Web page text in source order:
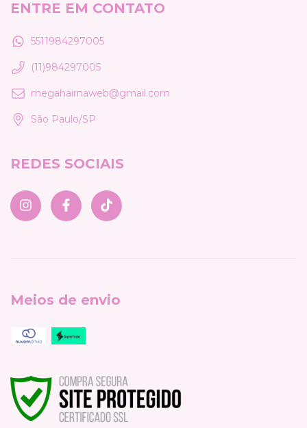
ENTRE EM CONTATO
5511984297005
(11)984297005
megahairnaweb@gmail.com
São Paulo/SP
REDES SOCIAIS
Meios de envio